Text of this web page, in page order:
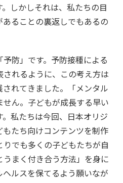
しかしそれは、私たちの目
ることの裏返しでもあるの
防」です。予防接種による
れるように、この考え方は
れてきました。「メンタル
ん。子どもが成長する早い
私たちは今回、日本オリジ
たち向けコンテンツを制作
でも多くの子どもたちが自
まく付き合う方法」を身に
ルスを保てるよう願いなが